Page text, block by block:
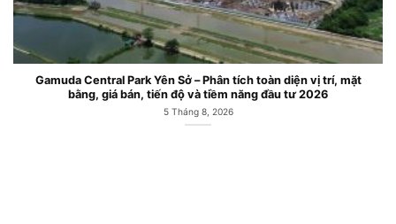
Gamuda Central Park Yên Sở – Phân tích toàn diện vị trí, mặt
bằng, giá bán, tiến độ và tiềm năng đầu tư 2026
5 Tháng 8, 2026